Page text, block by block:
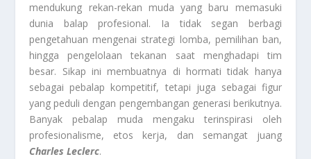
mendukung rekan-rekan muda yang baru memasuki
dunia balap profesional. Ia tidak segan berbagi
pengetahuan mengenai strategi lomba, pemilihan ban,
hingga pengelolaan tekanan saat menghadapi tim
besar. Sikap ini membuatnya di hormati tidak hanya
sebagai pebalap kompetitif, tetapi juga sebagai figur
yang peduli dengan pengembangan generasi berikutnya.
Banyak pebalap muda mengaku terinspirasi oleh
profesionalisme, etos kerja, dan semangat juang
Charles Leclerc.